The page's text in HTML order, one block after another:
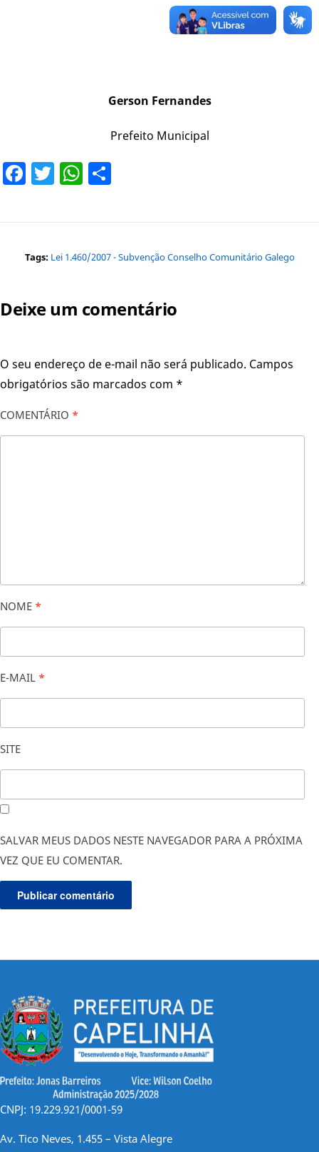
Gerson Fernandes
Prefeito Municipal
Facebook
TwitterWhatsApp
Tags: Lei 1.460/2007 - Subvenção Conselho Comunitário Galego
Deixe um comentário
O seu endereço de e-mail não será publicado. Campos
obrigatórios são marcados com *
COMENTÁRIO *
NOME *
E-MAIL *
SITE
SALVAR MEUS DADOS NESTE NAVEGADOR PARA A PRÓXIMA
VEZ QUE EU COMENTAR.
CNPJ: 19.229.921/0001-59
Av. Tico Neves, 1.455 – Vista Alegre